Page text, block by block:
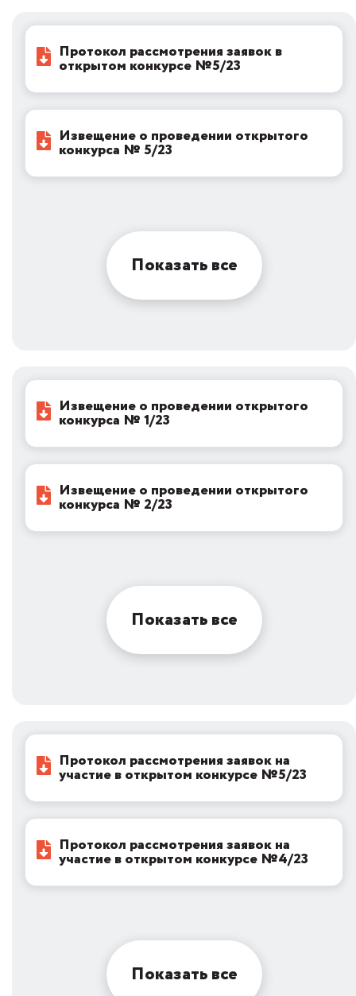
Протокол рассмотрения заявок в
открытом конкурсе №5/23
Извещение о проведении открытого
конкурса № 5/23
Показать все
Извещение о проведении открытого
конкурса № 1/23
Извещение о проведении открытого
конкурса № 2/23
Показать все
Протокол рассмотрения заявок на
участие в открытом конкурсе №5/23
Протокол рассмотрения заявок на
участие в открытом конкурсе №4/23
Показать все